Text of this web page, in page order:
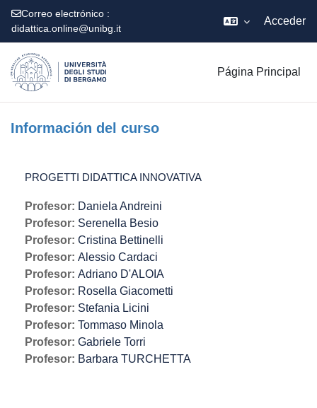
Correo electrónico :
didattica.online@unibg.it
Acceder
Página Principal
Información del curso
PROGETTI DIDATTICA INNOVATIVA
Profesor: Daniela Andreini
Profesor: Serenella Besio
Profesor: Cristina Bettinelli
Profesor: Alessio Cardaci
Profesor: Adriano D'ALOIA
Profesor: Rosella Giacometti
Profesor: Stefania Licini
Profesor: Tommaso Minola
Profesor: Gabriele Torri
Profesor: Barbara TURCHETTA